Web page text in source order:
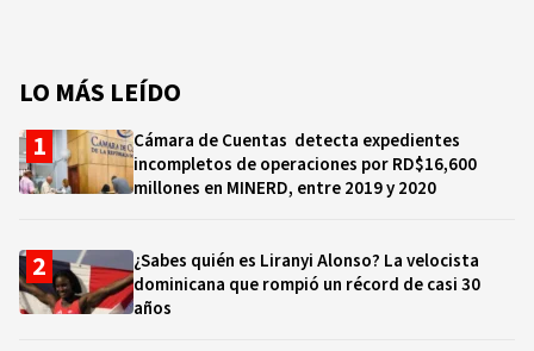
LO MÁS LEÍDO
Cámara de Cuentas detecta expedientes
incompletos de operaciones por RD$16,600
millones en MINERD, entre 2019 y 2020
¿Sabes quién es Liranyi Alonso? La velocista
dominicana que rompió un récord de casi 30
años